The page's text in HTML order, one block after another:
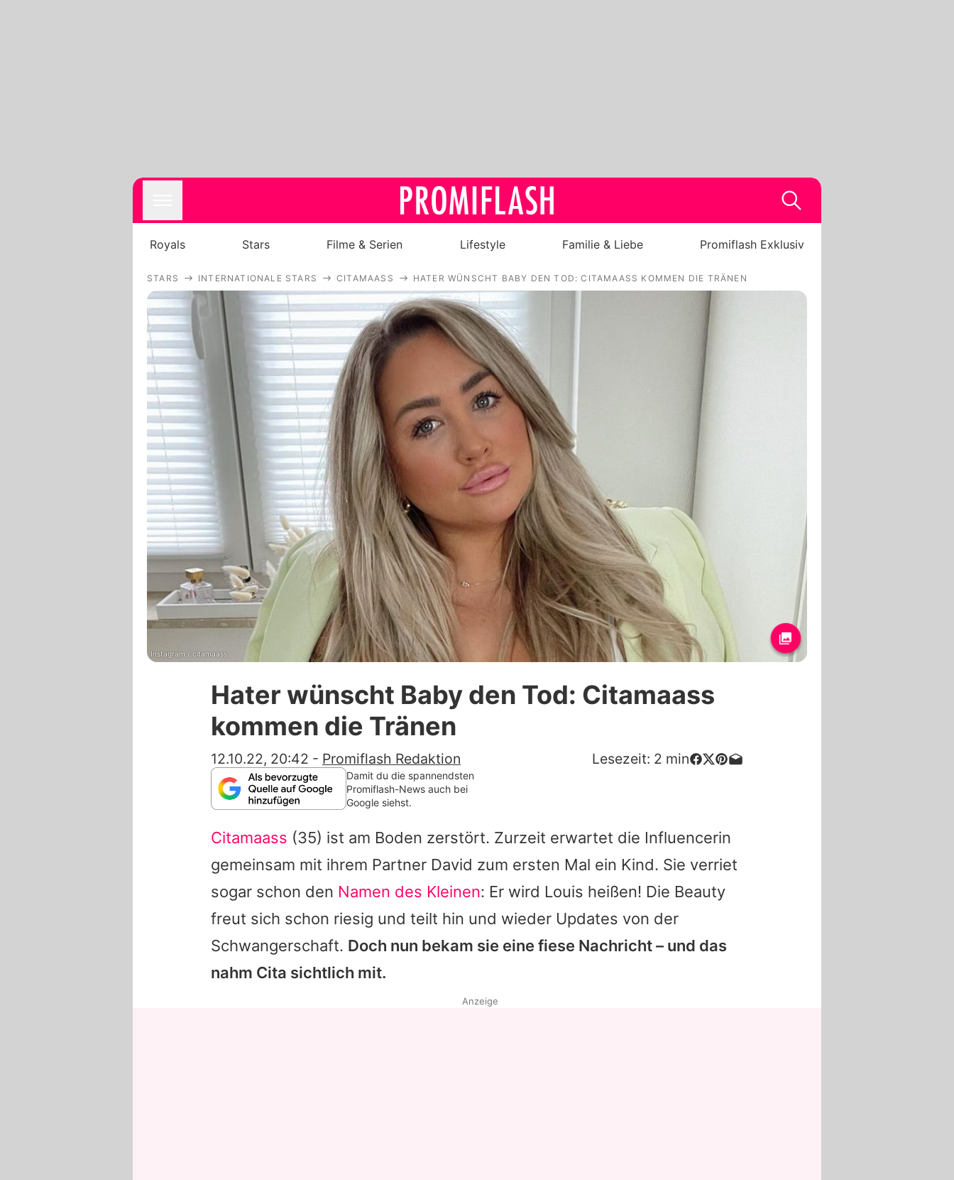
Royals
Stars
Filme & Serien
Lifestyle
Familie & Liebe
Promiflash Exklusiv
Alle Themen auf Promiflash
App runterladen
Redaktionelle Richtlinien
Impressum
Datenschutzerklärung
Nutzungsbedingungen
Utiq verwalten
Royals Stars Filme & Serien Lifestyle Familie & Liebe Promiflash Exklusiv
STARS INTERNATIONALE STARS CITAMAASS HATER WÜNSCHT BABY DEN TOD: CITAMAASS KOMMEN DIE TRÄNEN
Instagram / citamaass
Hater wünscht Baby den Tod: Citamaass
kommen die Tränen
12.10.22, 20:42 - Promiflash Redaktion Lesezeit: 2 min
Damit du die spannendsten
Promiflash-News auch bei
Google siehst.
Citamaass (35) ist am Boden zerstört. Zurzeit erwartet die Influencerin
gemeinsam mit ihrem Partner David zum ersten Mal ein Kind. Sie verriet
sogar schon den Namen des Kleinen: Er wird Louis heißen! Die Beauty
freut sich schon riesig und teilt hin und wieder Updates von der
Schwangerschaft. Doch nun bekam sie eine fiese Nachricht – und das
nahm Cita sichtlich mit.
Anzeige